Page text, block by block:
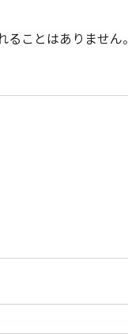
ことはありません。